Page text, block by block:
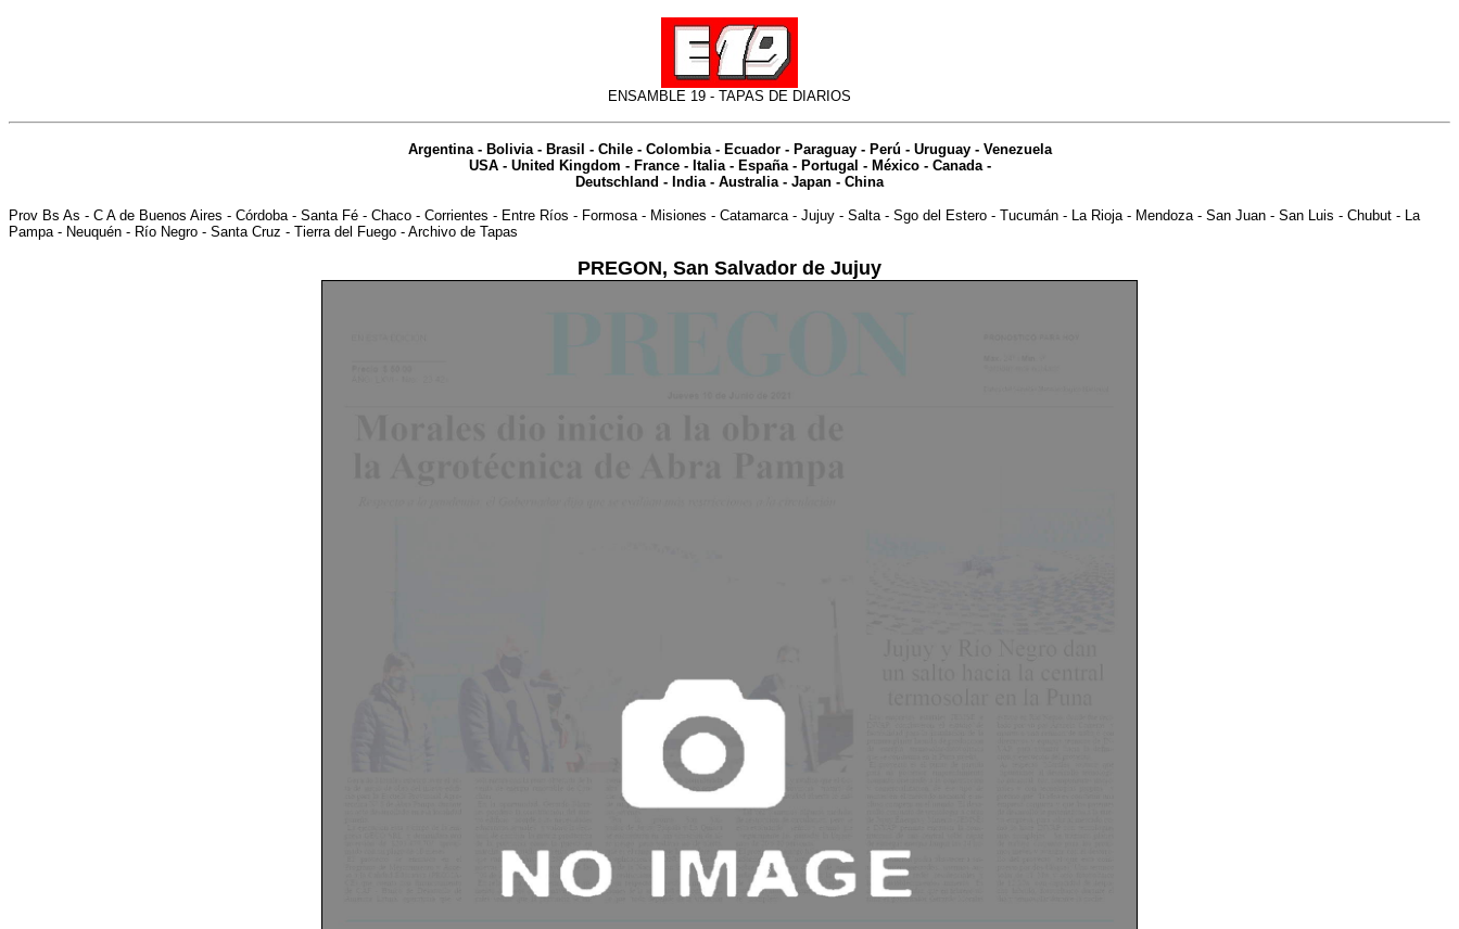
ENSAMBLE 19 - TAPAS DE DIARIOS
Argentina- Bolivia- Brasil - Chile- Colombia- Ecuador- Paraguay- Perú - Uruguay- Venezuela
USA- United Kingdom - France- Italia- España- Portugal - México- Canada-
Deutschland - India- Australia- Japan - China
Prov Bs As - C A de Buenos Aires - Córdoba- Santa Fé - Chaco - Corrientes - Entre Ríos - Formosa- Misiones - Catamarca- Jujuy - Salta- Sgo del Estero - Tucumán - La Rioja- Mendoza- San Juan - San Luis - Chubut - La
Pampa- Neuquén - Río Negro - Santa Cruz - Tierra del Fuego - Archivo de Tapas
PREGON, San Salvador de Jujuy